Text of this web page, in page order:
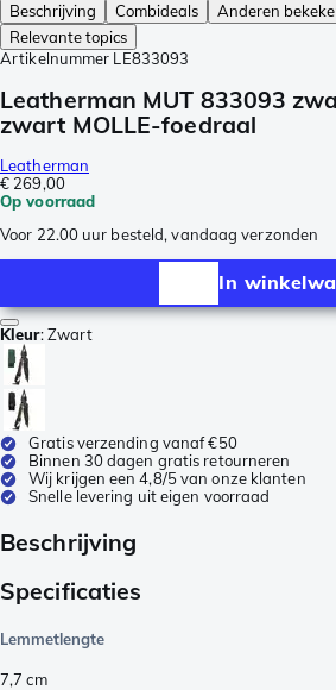
Beschrijving
Combideals Anderen
Relevante topics
Artikelnummer LE833093
Leatherman MUT 833093
zwart MOLLE-foedraal
Leatherman
€ 269,00
Op voorraad
Voor 22.00 uur besteld, vandaag verzonden
In
Kleur:Zwart
Gratis verzending vanaf €50
Binnen 30 dagen gratis retourneren
Wij krijgen een 4,8/5 van onze klanten
Snelle levering uit eigen voorraad
Beschrijving
Specificaties
Lemmetlengte
7,7 cm